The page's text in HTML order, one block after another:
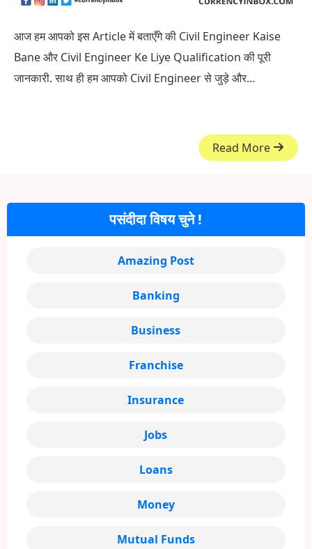
आज हम आपको इस Article में बताएँगे की Civil Engineer Kaise
Bane और Civil Engineer Ke Liye Qualification की पूरी
जानकारी. साथ ही हम आपको Civil Engineer से जुड़े और...
Read More
पसंदीदा विषय चुने !
Amazing Post
Banking
Business
Franchise
Insurance
Jobs
Loans
Money
Mutual Funds